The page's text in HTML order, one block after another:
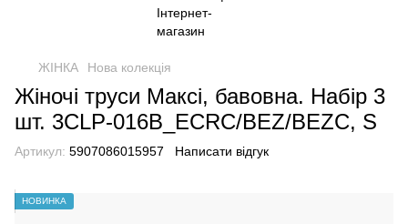
ЖІНКА Нова колекція
Жіночі труси Максі, бавовна. Набір 3
шт. 3CLP-016B_ECRC/BEZ/BEZC, S
Артикул: 5907086015957 Написати відгук
НОВИНКА